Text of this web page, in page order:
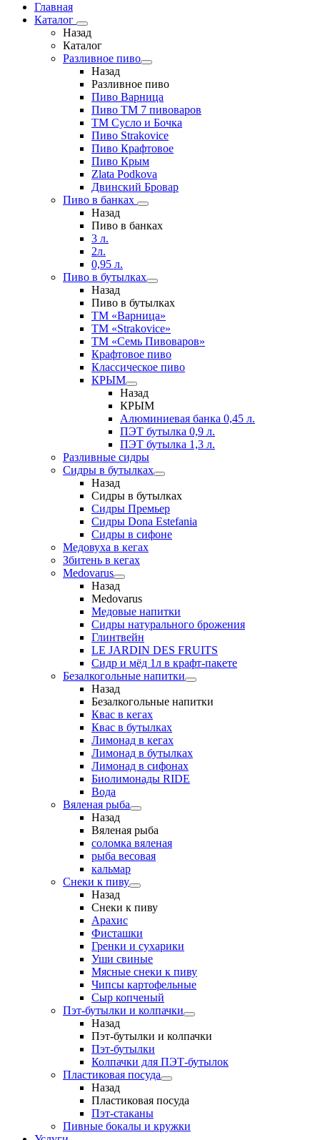
Главная
Каталог
Назад
Каталог
Разливное пиво
Назад
Разливное пиво
Пиво Варница
Пиво ТМ 7 пивоваров
ТМ Сусло и Бочка
Пиво Strakovice
Пиво Крафтовое
Пиво Крым
Zlata Podkova
Двинский Бровар
Пиво в банках
Назад
Пиво в банках
3 л.
2л.
0,95 л.
Пиво в бутылках
Назад
Пиво в бутылках
ТМ «Варница»
ТМ «Strakovice»
ТМ «Семь Пивоваров»
Крафтовое пиво
Классическое пиво
КРЫМ
Назад
КРЫМ
Алюминиевая банка 0,45 л.
ПЭТ бутылка 0,9 л.
ПЭТ бутылка 1,3 л.
Разливные сидры
Сидры в бутылках
Назад
Сидры в бутылках
Сидры Премьер
Сидры Dona Estefania
Сидры в сифоне
Медовуха в кегах
Збитень в кегах
Medovarus
Назад
Medovarus
Медовые напитки
Сидры натурального брожения
Глинтвейн
LE JARDIN DES FRUITS
Сидр и мёд 1л в крафт-пакете
Безалкогольные напитки
Назад
Безалкогольные напитки
Квас в кегах
Квас в бутылках
Лимонад в кегах
Лимонад в бутылках
Лимонад в сифонах
Биолимонады RIDE
Вода
Вяленая рыба
Назад
Вяленая рыба
соломка вяленая
рыба весовая
кальмар
Снеки к пиву
Назад
Снеки к пиву
Арахис
Фисташки
Гренки и сухарики
Уши свиные
Мясные снеки к пиву
Чипсы картофельные
Сыр копченый
Пэт-бутылки и колпачки
Назад
Пэт-бутылки и колпачки
Пэт-бутылки
Колпачки для ПЭТ-бутылок
Пластиковая посуда
Назад
Пластиковая посуда
Пэт-стаканы
Пивные бокалы и кружки